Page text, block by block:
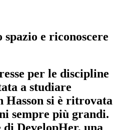
e riconoscere
per le discipline
a studiare
si è ritrovata
sempre più grandi.
DevelopHer, una